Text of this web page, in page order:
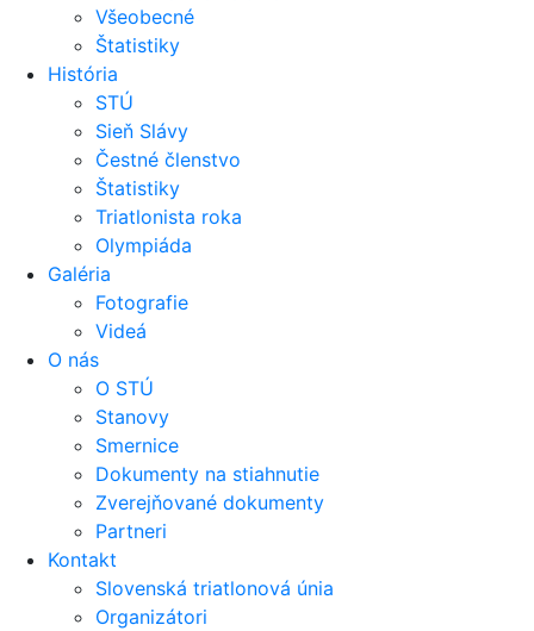
Všeobecné
Štatistiky
História
STÚ
Sieň Slávy
Čestné členstvo
Štatistiky
Triatlonista roka
Olympiáda
Galéria
Fotografie
Videá
O nás
O STÚ
Stanovy
Smernice
Dokumenty na stiahnutie
Zverejňované dokumenty
Partneri
Kontakt
Slovenská triatlonová únia
Organizátori